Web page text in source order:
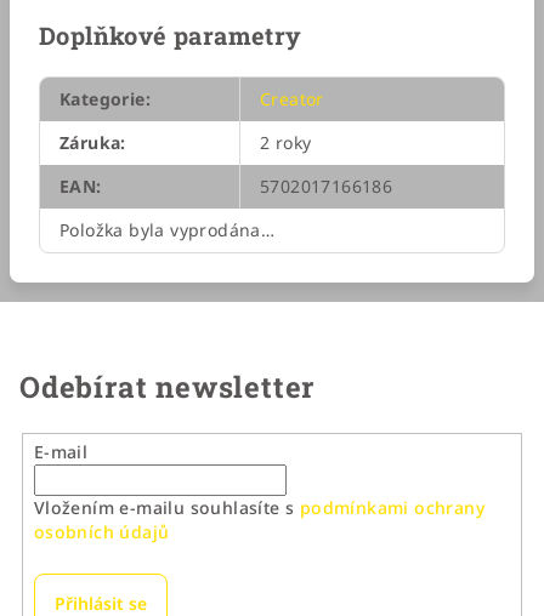
Doplňkové parametry
Kategorie:
Creator
Záruka:
2 roky
EAN:
5702017166186
Položka byla vyprodána…
Odebírat newsletter
E-mail
Vložením e-mailu souhlasíte s podmínkami ochrany
osobních údajů
Přihlásit se